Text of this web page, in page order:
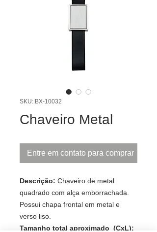
SKU: BX-10032
Chaveiro Metal
Entre em contato para comprar
Descrição: Chaveiro de metal
quadrado com alça emborrachada.
Possui chapa frontal em metal e
verso liso.
Tamanho total aproximado (CxL):